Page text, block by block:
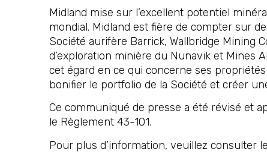
Midland mise sur l’excellent potentiel
mondial. Midland est fière de compter sur
Société aurifère Barrick, Wallbridge Mining
d’exploration minière du Nunavik et Mines
cet égard en ce qui concerne ses
bonifier le portfolio de la Société et créer
Ce communiqué de presse a été révisé et
le Règlement 43-101.
Pour plus d’information, veuillez consulter